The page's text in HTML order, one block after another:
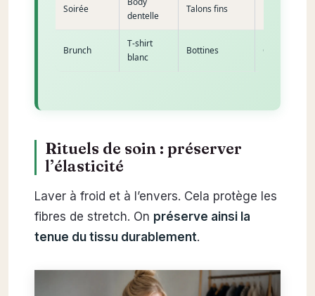
Soirée
dentelle
Talons fins
Brunch
T-shirt
blanc
Bottines Ceinture
Rituels de soin : préserver
l’élasticité
Laver à froid et à l’envers. Cela protège les
fibres de stretch. On préserve ainsi la
tenue du tissu durablement.